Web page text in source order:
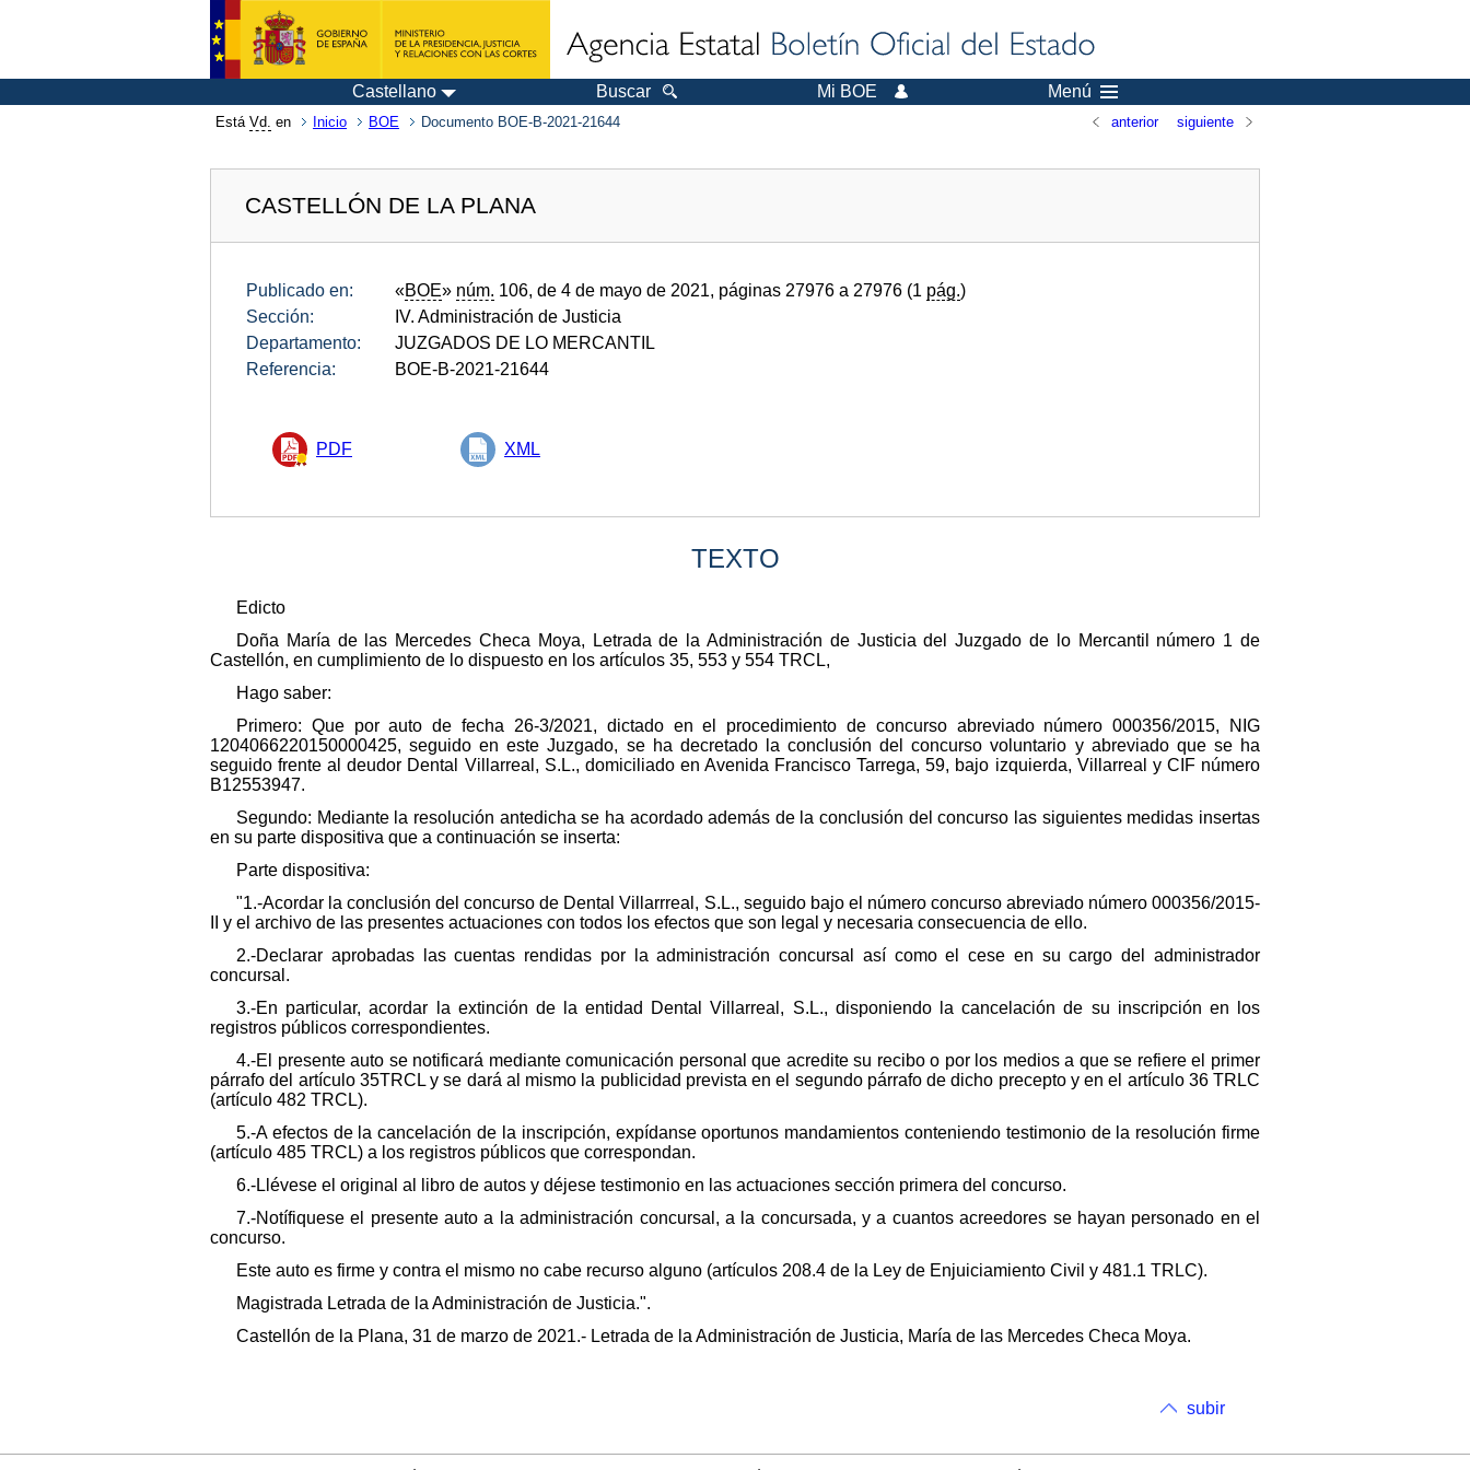
Castellano Buscar Mi BOE Menú
Está Vd. en Inicio BOE Documento BOE-B-2021-21644 anterior siguiente
CASTELLÓN DE LA PLANA
Publicado en: «BOE» núm. 106, de 4 de mayo de 2021, páginas 27976 a 27976 (1 pág.)
Sección:
IV. Administración de Justicia
Departamento:
JUZGADOS DE LO MERCANTIL
Referencia:
BOE-B-2021-21644
PDF XML
TEXTO
Edicto
Doña María de las Mercedes Checa Moya, Letrada de la Administración de Justicia del Juzgado de lo Mercantil número 1 de
Castellón, en cumplimiento de lo dispuesto en los artículos 35, 553 y 554 TRCL,
Hago saber:
Primero: Que por auto de fecha 26-3/2021, dictado en el procedimiento de concurso abreviado número 000356/2015, NIG
1204066220150000425, seguido en este Juzgado, se ha decretado la conclusión del concurso voluntario y abreviado que se ha
seguido frente al deudor Dental Villarreal, S.L., domiciliado en Avenida Francisco Tarrega, 59, bajo izquierda, Villarreal y CIF número
B12553947.
Segundo: Mediante la resolución antedicha se ha acordado además de la conclusión del concurso las siguientes medidas insertas
en su parte dispositiva que a continuación se inserta:
Parte dispositiva:
"1.-Acordar la conclusión del concurso de Dental Villarrreal, S.L., seguido bajo el número concurso abreviado número 000356/2015-
II y el archivo de las presentes actuaciones con todos los efectos que son legal y necesaria consecuencia de ello.
2.-Declarar aprobadas las cuentas rendidas por la administración concursal así como el cese en su cargo del administrador
concursal.
3.-En particular, acordar la extinción de la entidad Dental Villarreal, S.L., disponiendo la cancelación de su inscripción en los
registros públicos correspondientes.
4.-El presente auto se notificará mediante comunicación personal que acredite su recibo o por los medios a que se refiere el primer
párrafo del artículo 35TRCL y se dará al mismo la publicidad prevista en el segundo párrafo de dicho precepto y en el artículo 36 TRLC
(artículo 482 TRCL).
5.-A efectos de la cancelación de la inscripción, expídanse oportunos mandamientos conteniendo testimonio de la resolución firme
(artículo 485 TRCL) a los registros públicos que correspondan.
6.-Llévese el original al libro de autos y déjese testimonio en las actuaciones sección primera del concurso.
7.-Notífiquese el presente auto a la administración concursal, a la concursada, y a cuantos acreedores se hayan personado en el
concurso.
Este auto es firme y contra el mismo no cabe recurso alguno (artículos 208.4 de la Ley de Enjuiciamiento Civil y 481.1 TRLC).
Magistrada Letrada de la Administración de Justicia.".
Castellón de la Plana, 31 de marzo de 2021.- Letrada de la Administración de Justicia, María de las Mercedes Checa Moya.
subir